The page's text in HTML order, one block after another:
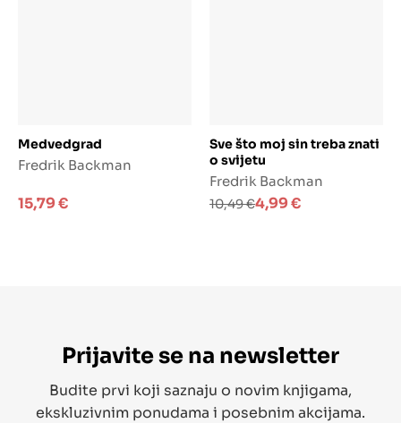
Dodaj u košaricu
Medvedgrad
Fredrik Backman
15,79€
Dodaj u košaricu
Sve što moj sin treba znati
o svijetu
Fredrik Backman
10,49€
Izvorna4,99€
Trenutna
Prijavite se na newsletter
Budite prvi koji saznaju o novim knjigama,
ekskluzivnim ponudama i posebnim akcijama.